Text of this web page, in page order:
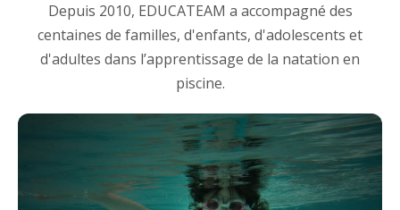
Depuis 2010, EDUCATEAM a accompagné des
centaines de familles, d'enfants, d'adolescents et
d'adultes dans l’apprentissage de la natation en
piscine.